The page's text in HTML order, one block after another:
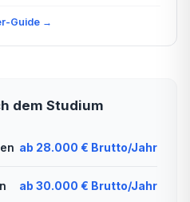
Guide →
dem Studium
ab 28.000 € Brutto/Jahr
ab 30.000 € Brutto/Jahr